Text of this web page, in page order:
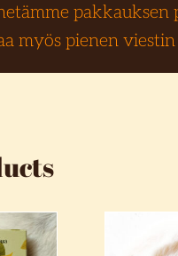
myös pienen viestin